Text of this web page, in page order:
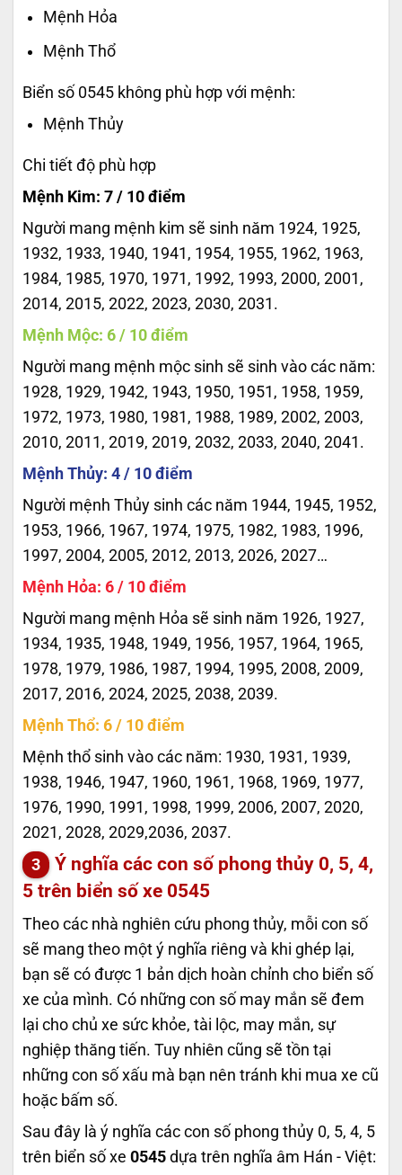
Mệnh Hỏa
Mệnh Thổ
Biển số 0545 không phù hợp với mệnh:
Mệnh Thủy
Chi tiết độ phù hợp
Mệnh Kim: 7 / 10 điểm
Người mang mệnh kim sẽ sinh năm 1924, 1925,
1932, 1933, 1940, 1941, 1954, 1955, 1962, 1963,
1984, 1985, 1970, 1971, 1992, 1993, 2000, 2001,
2014, 2015, 2022, 2023, 2030, 2031.
Mệnh Mộc: 6 / 10 điểm
Người mang mệnh mộc sinh sẽ sinh vào các năm:
1928, 1929, 1942, 1943, 1950, 1951, 1958, 1959,
1972, 1973, 1980, 1981, 1988, 1989, 2002, 2003,
2010, 2011, 2019, 2019, 2032, 2033, 2040, 2041.
Mệnh Thủy: 4 / 10 điểm
Người mệnh Thủy sinh các năm 1944, 1945, 1952,
1953, 1966, 1967, 1974, 1975, 1982, 1983, 1996,
1997, 2004, 2005, 2012, 2013, 2026, 2027…
Mệnh Hỏa: 6 / 10 điểm
Người mang mệnh Hỏa sẽ sinh năm 1926, 1927,
1934, 1935, 1948, 1949, 1956, 1957, 1964, 1965,
1978, 1979, 1986, 1987, 1994, 1995, 2008, 2009,
2017, 2016, 2024, 2025, 2038, 2039.
Mệnh Thổ: 6 / 10 điểm
Mệnh thổ sinh vào các năm: 1930, 1931, 1939,
1938, 1946, 1947, 1960, 1961, 1968, 1969, 1977,
1976, 1990, 1991, 1998, 1999, 2006, 2007, 2020,
2021, 2028, 2029,2036, 2037.
Ý nghĩa các con số phong thủy 0, 5, 4,
5 trên biển số xe 0545
Theo các nhà nghiên cứu phong thủy, mỗi con số
sẽ mang theo một ý nghĩa riêng và khi ghép lại,
bạn sẽ có được 1 bản dịch hoàn chỉnh cho biển số
xe của mình. Có những con số may mắn sẽ đem
lại cho chủ xe sức khỏe, tài lộc, may mắn, sự
nghiệp thăng tiến. Tuy nhiên cũng sẽ tồn tại
những con số xấu mà bạn nên tránh khi mua xe cũ
hoặc bấm số.
Sau đây là ý nghĩa các con số phong thủy 0, 5, 4, 5
trên biển số xe 0545 dựa trên nghĩa âm Hán - Việt: